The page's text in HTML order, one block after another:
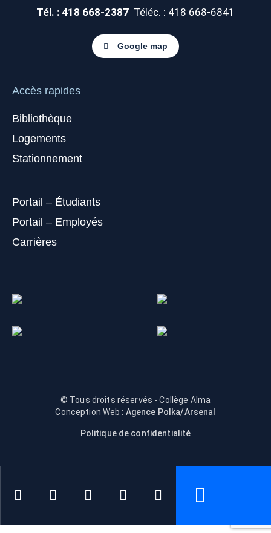
Tél. : 418 668-2387 Téléc. : 418 668-6841
Google map
Accès rapides
Bibliothèque
Logements
Stationnement
Portail – Étudiants
Portail – Employés
Carrières
© Tous droits réservés - Collège Alma
Conception Web : Agence Polka/Arsenal
Politique de confidentialité